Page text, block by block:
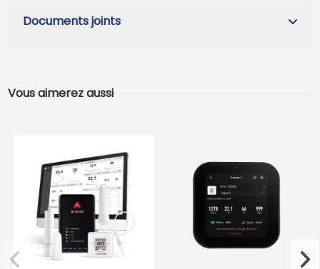
Documents joints
Vous aimerez aussi